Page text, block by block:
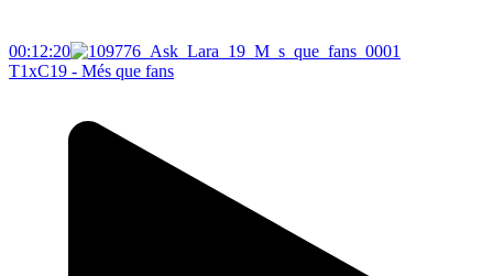
00:12:20
T1xC19 - Més que fans